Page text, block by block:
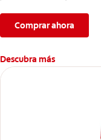
Comprar ahora
Descubra más